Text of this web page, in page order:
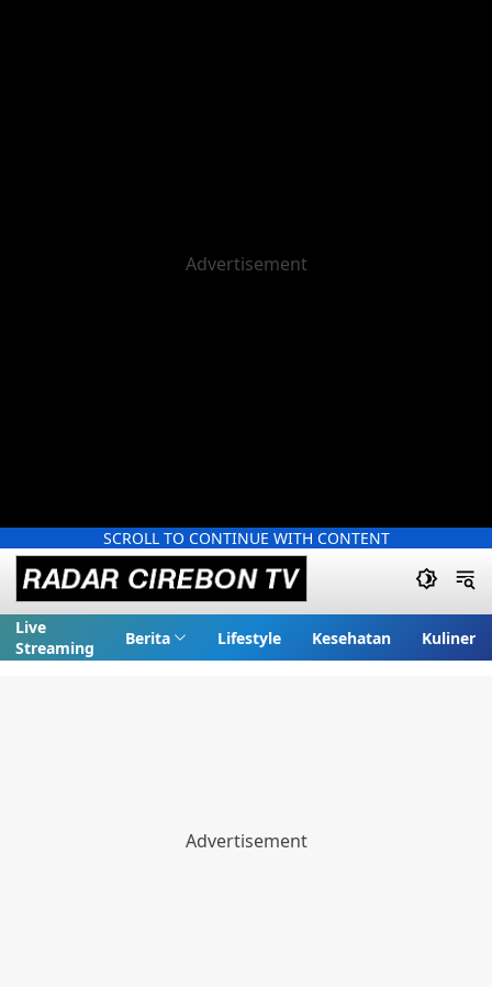
SCROLL TO CONTINUE WITH CONTENT
Live
Streaming
Berita Lifestyle Kesehatan Kuliner